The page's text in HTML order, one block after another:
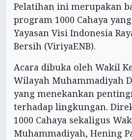
Pelatihan ini merupakan
program 1000 Cahaya
Yayasan Visi Indonesia
Bersih (ViriyaENB).
Acara dibuka oleh Wakil
Wilayah Muhammadiyah
yang menekankan
terhadap lingkungan.
1000 Cahaya sekaligus
Muhammadiyah, Hening